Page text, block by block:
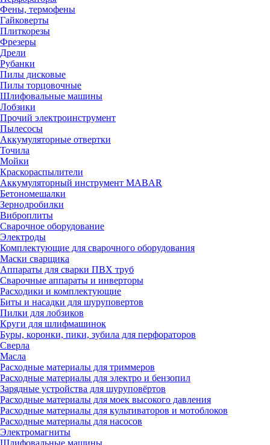
Фены, термофены
Гайковерты
Плиткорезы
Фрезеры
Дрели
Рубанки
Пилы дисковые
Пилы торцовочные
Шлифовальные машины
Лобзики
Прочий электроинструмент
Пылесосы
Аккумуляторные отвертки
Точила
Мойки
Краскораспылители
Аккумуляторный инструмент MABAR
Бетономешалки
Зернодробилки
Виброплиты
Сварочное оборудование
Электроды
Комплектующие для сварочного оборудования
Маски сварщика
Аппараты для сварки ПВХ труб
Сварочные аппараты и инверторы
Расходики и комплектующие
Биты и насадки для шуруповертов
Пилки для лобзиков
Круги для шлифмашинок
Буры, коронки, пики, зубила для перфораторов
Сверла
Масла
Расходные материалы для триммеров
Расходные материалы для электро и бензопил
Зарядные устройства для шуруповёртов
Расходные материалы для моек высокого давления
Расходные материалы для культиваторов и мотоблоков
Расходные материалы для насосов
Электромагниты
Шлифовальные машины